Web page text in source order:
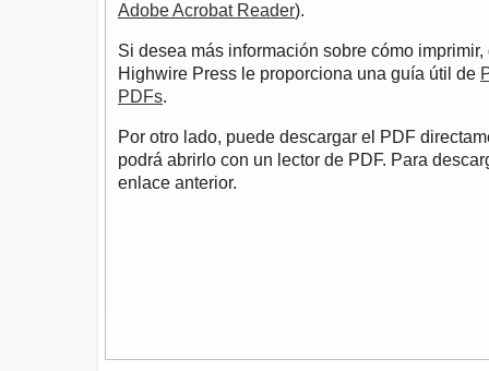
Adobe Acrobat Reader).
Si desea más información sobre cómo
Highwire Press le proporciona una guía útil de
PDFs.
Por otro lado, puede descargar el PDF
podrá abrirlo con un lector de PDF. Para
enlace anterior.